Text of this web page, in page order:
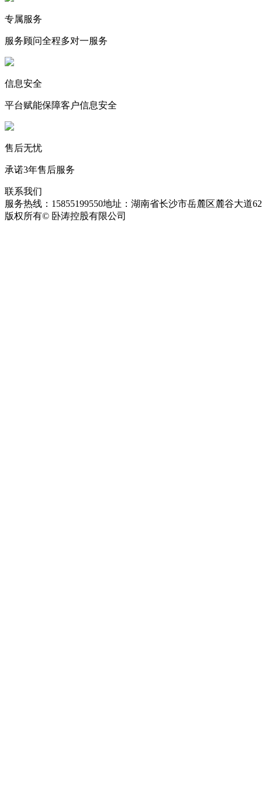
专属服务
服务顾问全程多对一服务
信息安全
平台赋能保障客户信息安全
售后无忧
承诺3年售后服务
联系我们
服务热线：15855199550地址：湖南省长沙市岳麓区麓谷大道
版权所有© 卧涛控股有限公司